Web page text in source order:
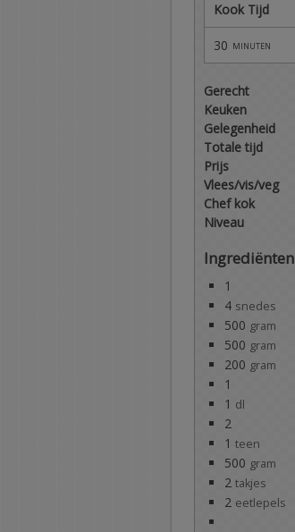
Kook Tijd
30 minuten
Gerecht
Keuken
Gelegenheid
Totale tijd
Prijs
Vlees/vis/veg
Chef kok
Niveau
Ingrediënten
1
4 snedes
500 gram
500 gram
200 gram
1
1 dl
2
1 teen
500 gram
2 takjes
2 eetlepels